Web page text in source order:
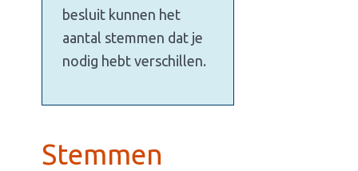
besluit kunnen het
aantal stemmen dat je
nodig hebt verschillen.
Stemmen